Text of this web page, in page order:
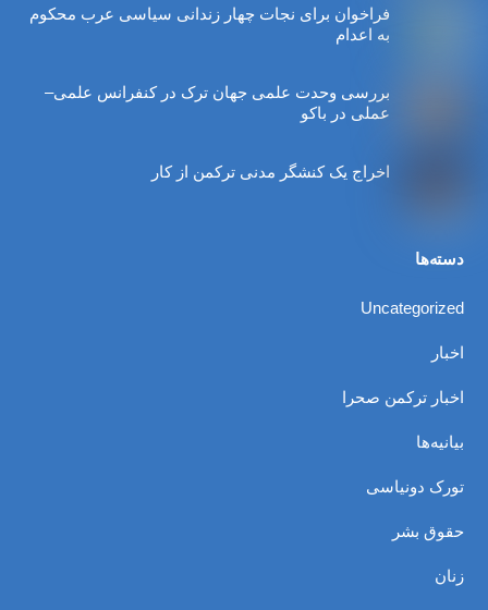
فراخوان برای نجات چهار زندانی سیاسی عرب محکوم
به اعدام
بررسی وحدت علمی جهان ترک در کنفرانس علمی–
عملی در باکو
اخراج یک کنشگر مدنی ترکمن از کار
دسته‌ها
Uncategorized
اخبار
اخبار ترکمن صحرا
بیانیه‌ها
تورک دونیاسی
حقوق بشر
زنان